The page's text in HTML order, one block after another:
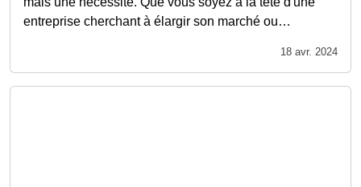
entreprise cherchant à élargir son marché ou…
18 avr. 2024